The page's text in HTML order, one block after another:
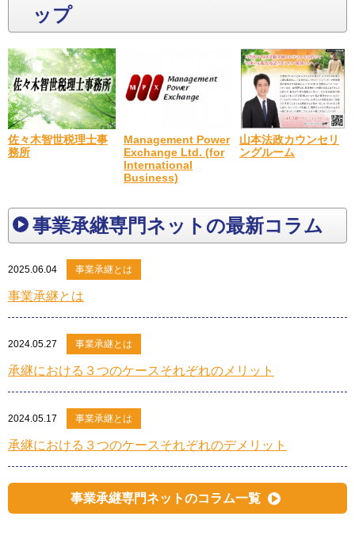
ップ
佐々木智世税理士事
務所
Management Power
Exchange Ltd. (for
International
Business)
山本法政カウンセリ
ングルーム
事業承継専門ネットの最新コラム
2025.06.04 事業承継とは
事業承継とは
2024.05.27 事業承継とは
承継における３つのケースそれぞれのメリット
2024.05.17 事業承継とは
承継における３つのケースそれぞれのデメリット
事業承継専門ネットのコラム一覧